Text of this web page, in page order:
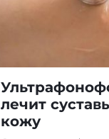
лечит
кожу